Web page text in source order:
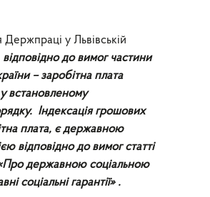
Держпраці у Львівській
відповідно до вимог частини
– заробітна плата
у встановленому
Індексація грошових
плата, є державною
відповідно до вимог статті
державною соціальною
соціальні гарантії» .